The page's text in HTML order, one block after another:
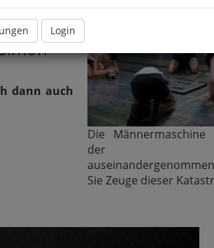
Login
Die
der
Sie Zeuge dieser
dann auch